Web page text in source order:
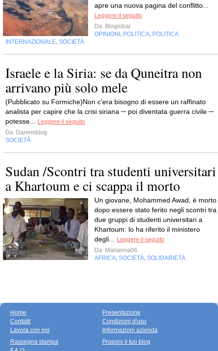
apre una nuova pagina del conflitto...
Leggere il seguito
Da Bloglobal
OPINIONI
POLITICA POLITICA
INTERNAZIONALE SOCIETÀ
Israele e la Siria: se da Quneitra non
arrivano più solo mele
(Pubblicato su Formiche)Non c’era bisogno di essere un raffinato
analista per capire che la crisi siriana ─ poi diventata guerra civile ─
potesse...
Leggere il seguito
Da Danemblog
SOCIETÀ
Sudan /Scontri tra studenti universitari
a Khartoum e ci scappa il morto
Un giovane, Mohammed Awad, è morto
dopo essere stato ferito negli scontri tra
due gruppi di studenti universitari a
Khartoum: lo ha riferito il ministero
degli...
Leggere il seguito
Da Marianna06
AFRICA SOCIETÀ SOLIDARIETÀ
Home
Contatti
Lavora con noi
Presentazione
Condizioni d'uso
Informazioni azienda
Rassegna stampa
Proponi il tuo blog